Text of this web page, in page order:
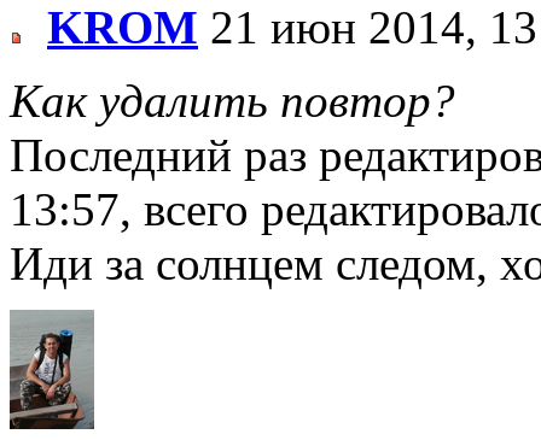
KROM 21 июн 2014,
Как удалить повтор?
Последний раз
13:57, всего
Иди за солнцем следом,